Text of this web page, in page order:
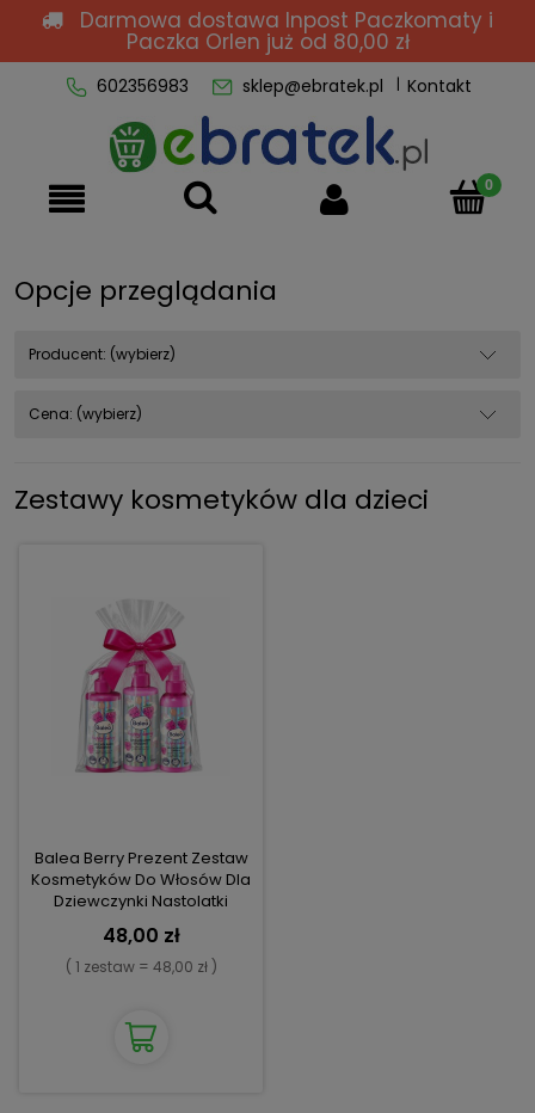
Darmowa dostawa Inpost Paczkomaty i
Paczka Orlen już od 80,00 zł
602356983 sklep@ebratek.pl Kontakt
Opcje przeglądania
Producent: (wybierz)
Cena: (wybierz)
Zestawy kosmetyków dla dzieci
Balea Berry Prezent Zestaw
Kosmetyków Do Włosów Dla
Dziewczynki Nastolatki
48,00 zł
( 1 zestaw = 48,00 zł )